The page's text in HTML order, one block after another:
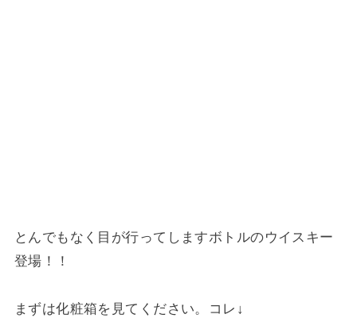
とんでもなく目が行ってしますボトルのウイスキー
登場！！
まずは化粧箱を見てください。コレ↓